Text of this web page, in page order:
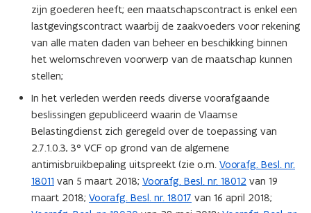
zijn goederen heeft; een maatschapscontract is enkel een
lastgevingscontract waarbij de zaakvoeders voor rekening
van alle maten daden van beheer en beschikking binnen
het welomschreven voorwerp van de maatschap kunnen
stellen;
In het verleden werden reeds diverse voorafgaande
beslissingen gepubliceerd waarin de Vlaamse
Belastingdienst zich geregeld over de toepassing van
2.7.1.0.3, 3° VCF op grond van de algemene
antimisbruikbepaling uitspreekt (zie o.m. Voorafg. Besl. nr.
18011 van 5 maart 2018; Voorafg. Besl. nr. 18012 van 19
maart 2018; Voorafg. Besl. nr. 18017 van 16 april 2018;